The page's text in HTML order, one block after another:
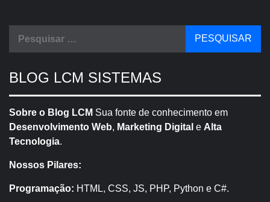
BLOG LCM SISTEMAS
Sobre o Blog LCM Sua fonte de conhecimento em
Desenvolvimento Web, Marketing Digital e Alta
Tecnologia.
Nossos Pilares:
Programação: HTML, CSS, JS, PHP, Python e C#.